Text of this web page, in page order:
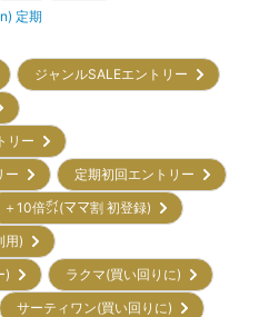
定期
ジャンルSALEエントリー
リー
ー
定期初回エントリー
＋10倍㌽(ママ割 初登録)
用)
)
ラクマ(買い回りに)
サーティワン(買い回りに)